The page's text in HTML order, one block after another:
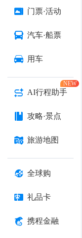
门票·活动
汽车·船票
用车
AI行程助手
NEW
攻略·景点
旅游地图
全球购
礼品卡
携程金融